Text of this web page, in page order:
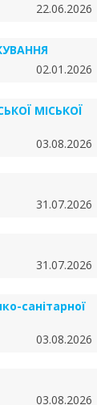
22.06.2026
02.01.2026
МІСЬКОЇ
03.08.2026
31.07.2026
31.07.2026
санітарної
03.08.2026
03.08.2026